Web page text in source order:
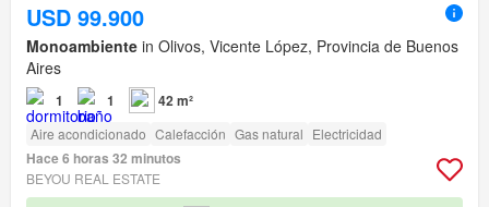
USD 99.900
Monoambiente in Olivos, Vicente López, Provincia de Buenos
Aires
1 1 42 m²
Aire acondicionado Calefacción Gas natural Electricidad
Hace 6 horas 32 minutos
BEYOU REAL ESTATE